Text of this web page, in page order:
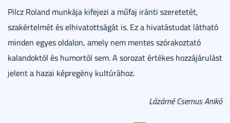
Pilcz Roland munkája kifejezi a műfaj iránti szeretetét,
szakértelmét és elhivatottságát is. Ez a hivatástudat látható
minden egyes oldalon, amely nem mentes szórakoztató
kalandoktól és humortól sem. A sorozat értékes hozzájárulást
jelent a hazai képregény kultúrához.
Lázárné Csernus Anikó